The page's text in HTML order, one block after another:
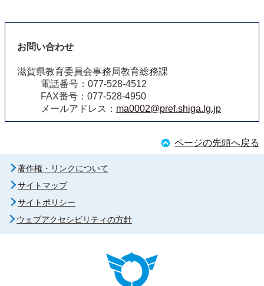
お問い合わせ
滋賀県教育委員会事務局教育総務課
電話番号：077-528-4512
FAX番号：077-528-4950
メールアドレス： ma0002@pref.shiga.lg.jp
ページの先頭へ戻る
著作権・リンクについて
サイトマップ
サイトポリシー
ウェブアクセシビリティの方針